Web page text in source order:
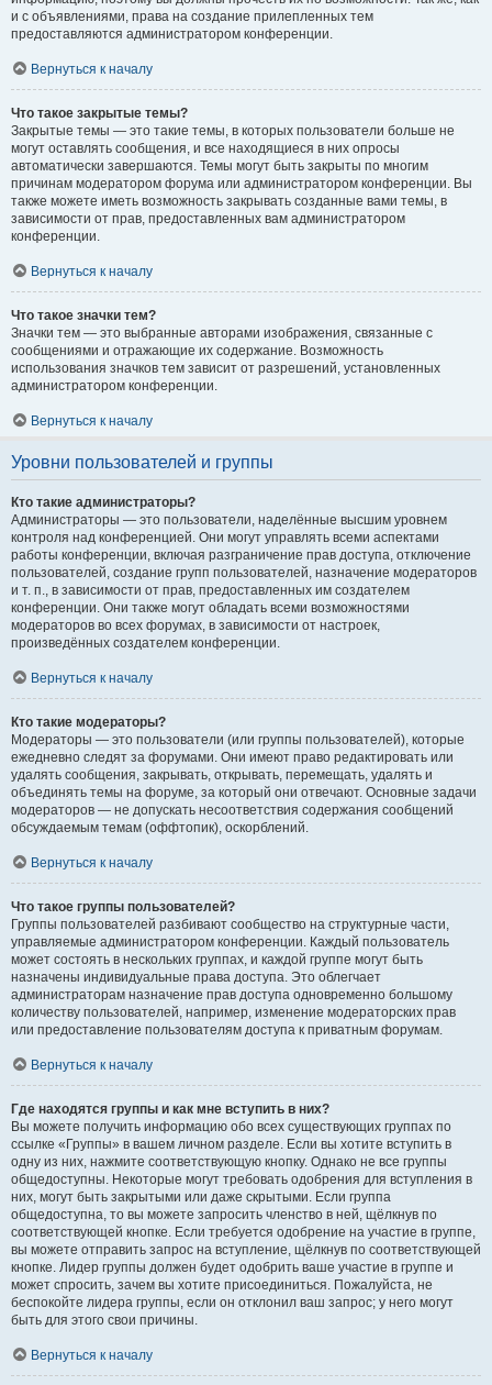
и с объявлениями, права на создание прилепленных тем
предоставляются администратором конференции.
Вернуться к началу
Что такое закрытые темы?
Закрытые темы — это такие темы, в которых пользователи больше не
могут оставлять сообщения, и все находящиеся в них опросы
автоматически завершаются. Темы могут быть закрыты по многим
причинам модератором форума или администратором конференции. Вы
также можете иметь возможность закрывать созданные вами темы, в
зависимости от прав, предоставленных вам администратором
конференции.
Вернуться к началу
Что такое значки тем?
Значки тем — это выбранные авторами изображения, связанные с
сообщениями и отражающие их содержание. Возможность
использования значков тем зависит от разрешений, установленных
администратором конференции.
Вернуться к началу
Уровни пользователей и группы
Кто такие администраторы?
Администраторы — это пользователи, наделённые высшим уровнем
контроля над конференцией. Они могут управлять всеми аспектами
работы конференции, включая разграничение прав доступа, отключение
пользователей, создание групп пользователей, назначение модераторов
и т. п., в зависимости от прав, предоставленных им создателем
конференции. Они также могут обладать всеми возможностями
модераторов во всех форумах, в зависимости от настроек,
произведённых создателем конференции.
Вернуться к началу
Кто такие модераторы?
Модераторы — это пользователи (или группы пользователей), которые
ежедневно следят за форумами. Они имеют право редактировать или
удалять сообщения, закрывать, открывать, перемещать, удалять и
объединять темы на форуме, за который они отвечают. Основные задачи
модераторов — не допускать несоответствия содержания сообщений
обсуждаемым темам (оффтопик), оскорблений.
Вернуться к началу
Что такое группы пользователей?
Группы пользователей разбивают сообщество на структурные части,
управляемые администратором конференции. Каждый пользователь
может состоять в нескольких группах, и каждой группе могут быть
назначены индивидуальные права доступа. Это облегчает
администраторам назначение прав доступа одновременно большому
количеству пользователей, например, изменение модераторских прав
или предоставление пользователям доступа к приватным форумам.
Вернуться к началу
Где находятся группы и как мне вступить в них?
Вы можете получить информацию обо всех существующих группах по
ссылке «Группы» в вашем личном разделе. Если вы хотите вступить в
одну из них, нажмите соответствующую кнопку. Однако не все группы
общедоступны. Некоторые могут требовать одобрения для вступления в
них, могут быть закрытыми или даже скрытыми. Если группа
общедоступна, то вы можете запросить членство в ней, щёлкнув по
соответствующей кнопке. Если требуется одобрение на участие в группе,
вы можете отправить запрос на вступление, щёлкнув по соответствующей
кнопке. Лидер группы должен будет одобрить ваше участие в группе и
может спросить, зачем вы хотите присоединиться. Пожалуйста, не
беспокойте лидера группы, если он отклонил ваш запрос; у него могут
быть для этого свои причины.
Вернуться к началу